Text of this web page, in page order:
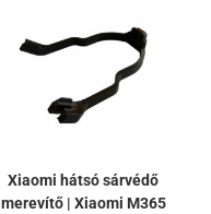
Xiaomi hátsó sárvédő
merevítő | Xiaomi M365